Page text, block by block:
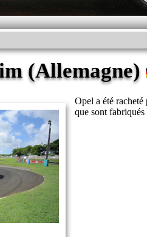
(Allemagne)
Opel a été racheté
que sont